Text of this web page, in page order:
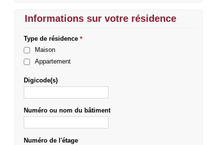
Informations sur votre résidence
Type de résidence *
Maison
Appartement
Digicode(s)
Numéro ou nom du bâtiment
Numéro de l'étage